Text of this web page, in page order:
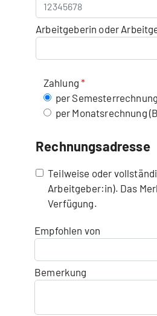
Arbeitgeberin oder
Zahlung
per Semesterrechnung
per Monatsrechnung
Teilweise oder
Arbeitgeber:in). Das Merkblatt steht Ihnen oben auf dieser Seite zum Download zur
Verfügung.
Rechnungsadresse
Empfohlen von
Bemerkung